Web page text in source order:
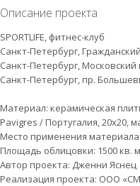
Описание проекта
SPORTLIFE, фитнес-клуб
Санкт-Петербург,
Санкт-Петербург, Московский
Санкт-Петербург, пр.
Материал: керамическая
Pavigres / Португалия, 20х20,
Место применения
Площадь облицовки: 1500 кв.
Автор проекта: Дженни Яснец
Реализация проекта: ООО